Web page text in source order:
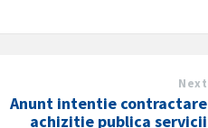
Next
Anunt intentie contractare
achizitie publica servicii